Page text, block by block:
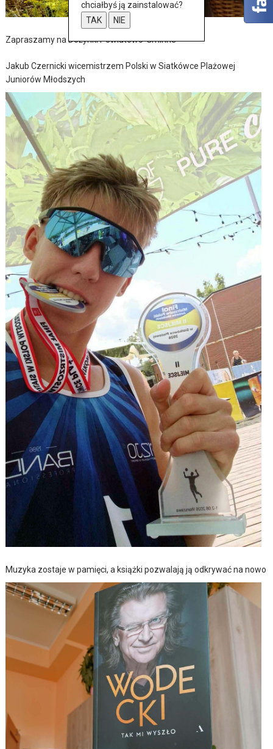
Zapraszamy na Dożynki Powiatowo-Gminne
Jakub Czernicki wicemistrzem Polski w Siatkówce Plażowej
Juniorów Młodszych
Muzyka zostaje w pamięci, a książki pozwalają ją odkrywać na nowo
chciałbyś ją zainstalować?
TAK
NIE